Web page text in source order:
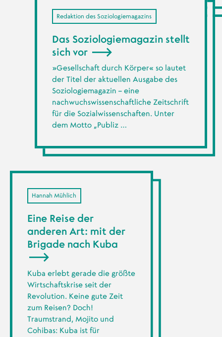
Redaktion des Soziologiemagazins
Das Soziologiemagazin stellt
sich vor
»Gesellschaft durch Körper« so lautet
der Titel der aktuellen Ausgabe des
Soziologiemagazin – eine
nachwuchswissenschaftliche Zeitschrift
für die Sozialwissenschaften. Unter
dem Motto „Publiz …
Hannah Mühlich
Eine Reise der
anderen Art: mit der
Brigade nach Kuba
Kuba erlebt gerade die größte
Wirtschaftskrise seit der
Revolution. Keine gute Zeit
zum Reisen? Doch!
Traumstrand, Mojito und
Cohibas: Kuba ist für